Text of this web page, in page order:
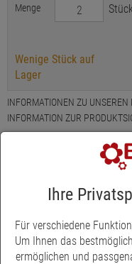
Menge
Wenige Stück auf
Lager
INFORMATIONEN ZU UNSEREN
INFORMATION ZUR
Produktbeschreibung
Osterdekoration mit
Ihnen garantiert ein
niedlichen Hasen- und
für die fröhliche und
Ihre
Für verschiedene
Um Ihnen das
ermöglichen und